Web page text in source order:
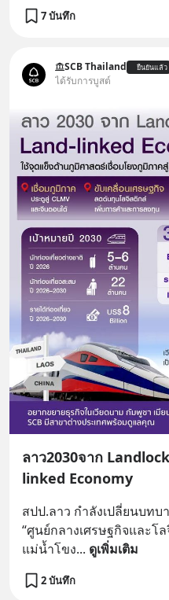
7 บันทึก
SCB Thailand ยืนยันแล้ว
ได้รับการบูสต์
ลาว2030จาก
linked Economy
สปป.ลาว กำลังเปลี่ยนบทบ
“ศูนย์กลางเศรษฐกิจและ
แม่น้ำโขง... ดูเพิ่มเติม
2 บันทึก